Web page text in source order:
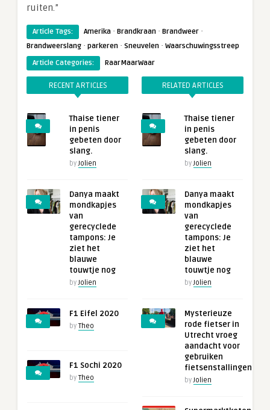
ruiten.”
Article Tags: Amerika · Brandkraan · Brandweer ·
Brandweerslang · parkeren · Sneuvelen · Waarschuwingsstreep
Article Categories:
RaarMaarWaar
RECENT ARTICLES
Thaise tiener
in penis
gebeten door
slang.
by Jolien
Danya maakt
mondkapjes
van
gerecyclede
tampons: Je
ziet het
blauwe
touwtje nog
by Jolien
F1 Eifel 2020
by Theo
F1 Sochi 2020
by Theo
RELATED ARTICLES
Thaise tiener
in penis
gebeten door
slang.
by Jolien
Danya maakt
mondkapjes
van
gerecyclede
tampons: Je
ziet het
blauwe
touwtje nog
by Jolien
Mysterieuze
rode fietser in
Utrecht vroeg
aandacht voor
gebruiken
fietsenstallingen
by Jolien